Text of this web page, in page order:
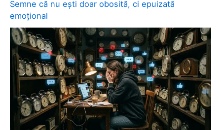
Semne că nu ești doar obosită, ci epuizată
emoțional